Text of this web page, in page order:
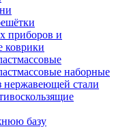
приборов и
коврики
наборные
стали
базу